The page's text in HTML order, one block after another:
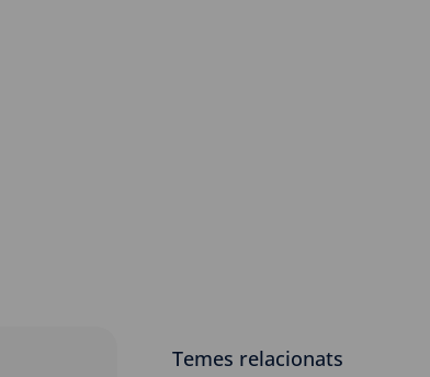
Temes relacionats